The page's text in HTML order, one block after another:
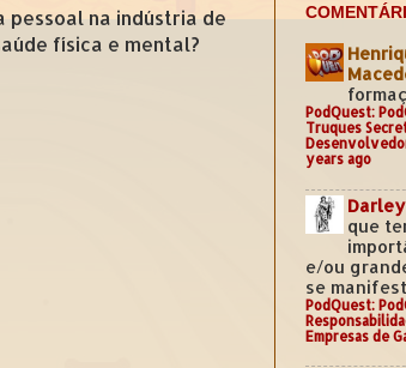
na indústria de
física e mental?
PodQuest:
Truques
years ago
que
e/ou
se
PodQuest:
Empresas de